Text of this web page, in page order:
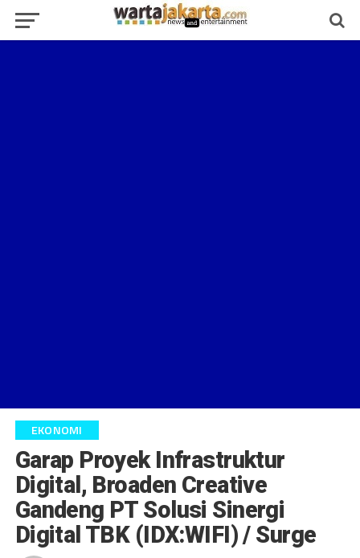
EKONOMI
Garap Proyek Infrastruktur
Digital, Broaden Creative
Gandeng PT Solusi Sinergi
Digital TBK (IDX:WIFI) / Surge